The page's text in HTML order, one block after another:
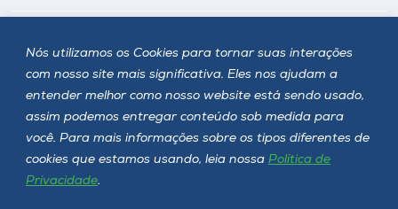
Nós utilizamos os Cookies para tornar suas interações
com nosso site mais significativa. Eles nos ajudam a
entender melhor como nosso website está sendo usado,
assim podemos entregar conteúdo sob medida para
você. Para mais informações sobre os tipos diferentes de
cookies que estamos usando, leia nossa Política de
Privacidade.
Siga a Unoesc